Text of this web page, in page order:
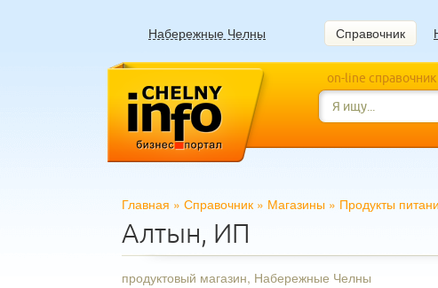
Набережные Челны Справочник
on-line справочник
Главная » Справочник » Магазины » Продукты
Алтын, ИП
продуктовый магазин, Набережные Челны